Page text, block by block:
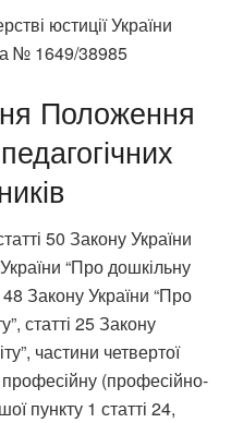
юстиції України
№ 1649/38985
Положення
50 Закону України
“Про дошкільну
48 Закону України “Про
статті 25 Закону
частини четвертої
професійну (професійно-
пункту 1 статті 24,